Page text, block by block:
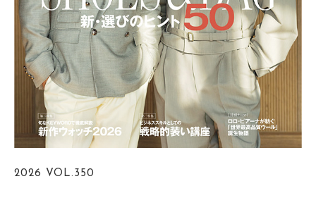
2026 VOL.350